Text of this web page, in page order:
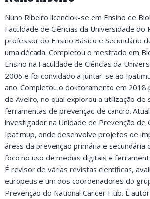
Nuno Ribeiro licenciou-se em Ensino de
Faculdade de Ciências da Universidade do
professor do Ensino Básico e Secundário
uma década. Completou o mestrado em
Ensino na Faculdade de Ciências da
2006 e foi convidado a juntar-se ao
ano. Completou o doutoramento em 2018
de Aveiro, no qual explorou a utilização de
ferramentas de prevenção de cancro.
investigador na Unidade de Prevenção de
Ipatimup, onde desenvolve projetos de
áreas da prevenção primária e secundária
foco no uso de medias digitais e
É revisor de várias revistas científicas,
europeus e um dos coordenadores do
Prevenção do National Cancer Hub. É